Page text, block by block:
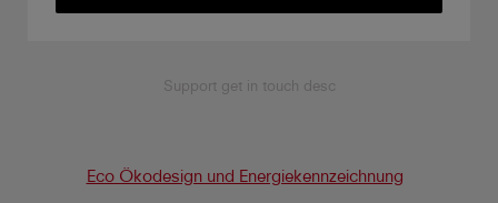
Support get in touch desc
Eco Ökodesign und Energiekennzeichnung